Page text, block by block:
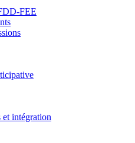
FEE
et intégration